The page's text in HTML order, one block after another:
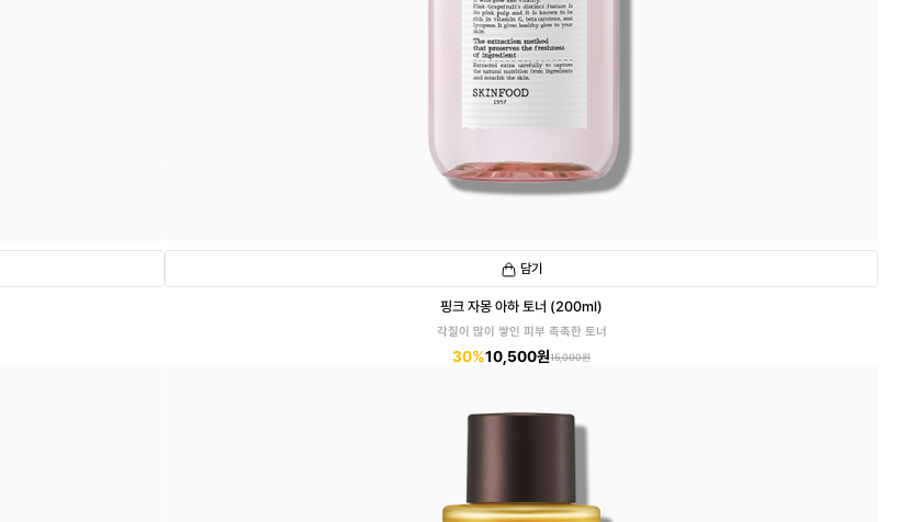
담기
핑크 자몽 아하 토너 (200ml)
각질이 많이 쌓인 피부 촉촉한 토너
30%10,500원15,000원